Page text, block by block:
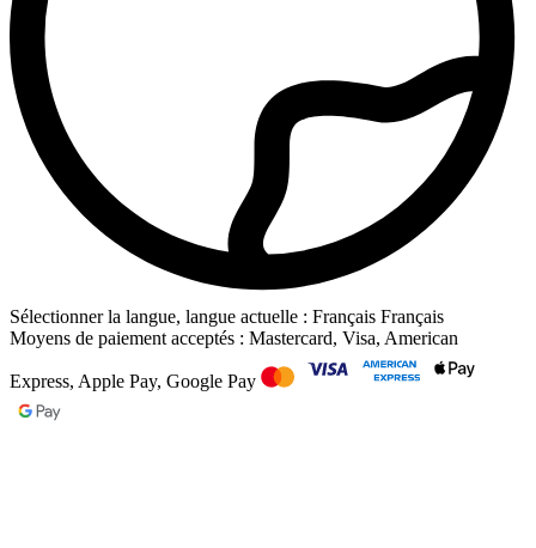
Sélectionner la langue, langue actuelle : Français Français
Moyens de paiement acceptés : Mastercard, Visa, American
Express, Apple Pay, Google Pay